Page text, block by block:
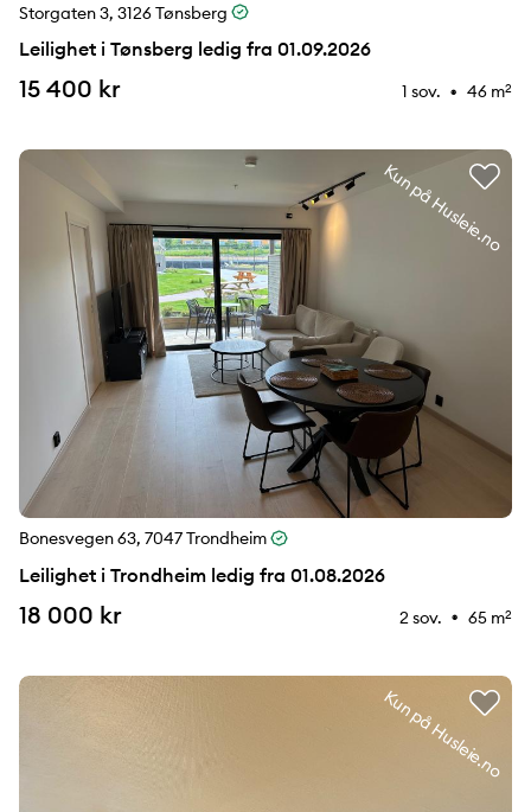
Storgaten 3, 3126 Tønsberg
Leilighet i Tønsberg ledig fra 01.09.2026
15 400 kr 1 sov. ⚉ 46 m2
Bonesvegen 63, 7047 Trondheim
Leilighet i Trondheim ledig fra 01.08.2026
18 000 kr 2 sov. ⚉ 65 m2
Kun på Husleie.no
Kun på Husleie.no